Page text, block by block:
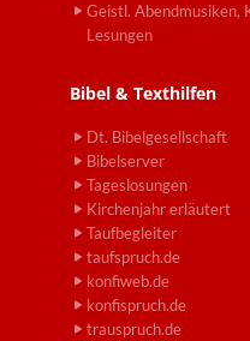
Geistl. Abendmusiken,
Lesungen
Bibel & Texthilfen
Dt. Bibelgesellschaft
Bibelserver
Tageslosungen
Kirchenjahr erläutert
Taufbegleiter
taufspruch.de
konfiweb.de
konfispruch.de
trauspruch.de